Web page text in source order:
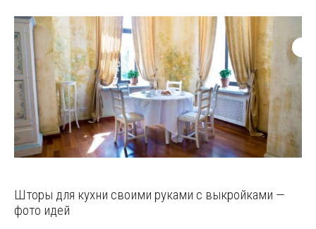
Шторы для кухни своими руками с выкройками —
фото идей